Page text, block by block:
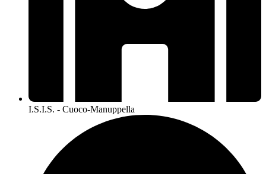
I.S.I.S. - Cuoco-Manuppella